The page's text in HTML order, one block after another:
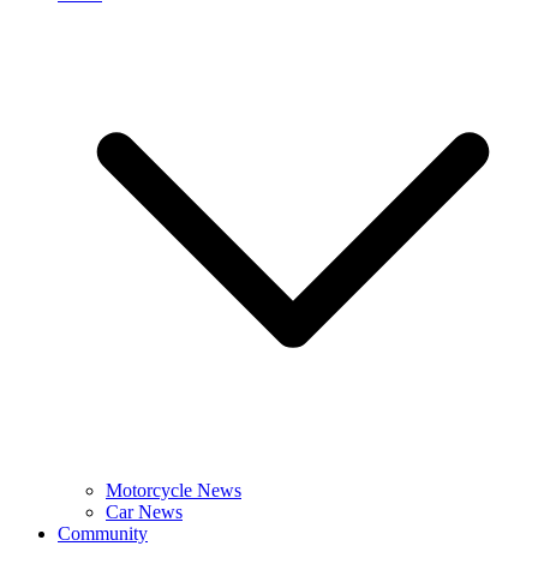
Motorcycle News
Car News
Community